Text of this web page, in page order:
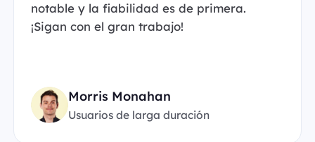
notable y la fiabilidad es de primera.
¡Sigan con el gran trabajo!
Morris Monahan
Usuarios de larga duración